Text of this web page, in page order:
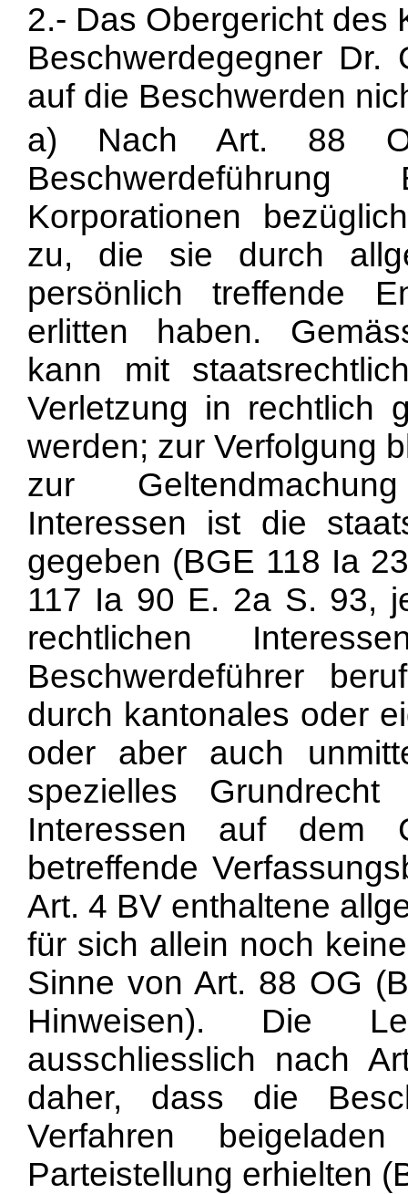
2.- Das Obergericht des
Beschwerdegegner
auf die Beschwerden
a) Nach Art. 88
Korporationen
zu, die sie durch
persönlich treffende
erlitten haben.
kann mit
Verletzung in rechtlich
werden; zur Verfolgung
zur
Interessen ist die
gegeben (BGE 118 Ia
117 Ia 90 E. 2a S. 93,
rechtlichen
Beschwerdeführer
durch kantonales oder
oder aber auch
spezielles
Interessen auf dem
betreffende
Art. 4 BV enthaltene
für sich allein noch
Sinne von Art. 88 OG
Hinweisen). Die
ausschliesslich nach
daher, dass die
Verfahren
Parteistellung erhielten